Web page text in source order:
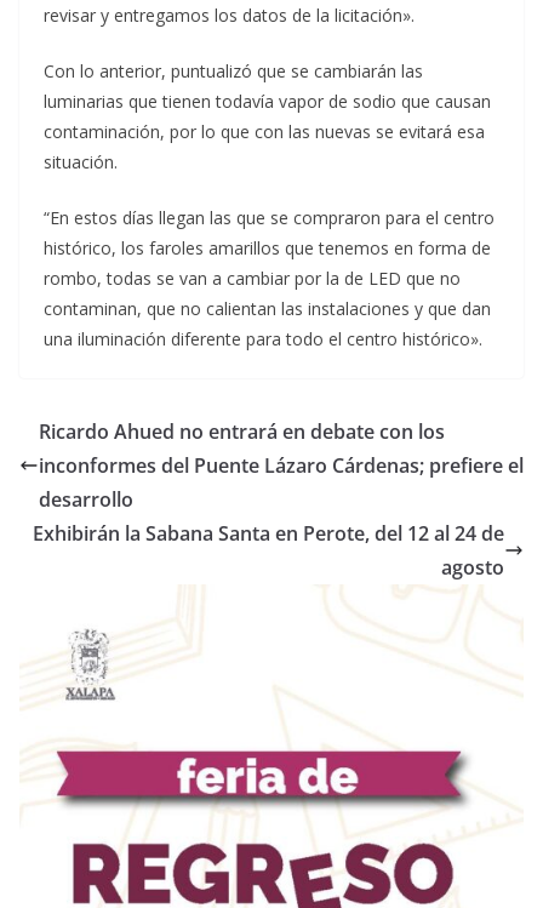
revisar y entregamos los datos de la licitación».
Con lo anterior, puntualizó que se cambiarán las
luminarias que tienen todavía vapor de sodio que causan
contaminación, por lo que con las nuevas se evitará esa
situación.
“En estos días llegan las que se compraron para el centro
histórico, los faroles amarillos que tenemos en forma de
rombo, todas se van a cambiar por la de LED que no
contaminan, que no calientan las instalaciones y que dan
una iluminación diferente para todo el centro histórico».
Ricardo Ahued no entrará en debate con los
inconformes del Puente Lázaro Cárdenas; prefiere el
desarrollo
Exhibirán la Sabana Santa en Perote, del 12 al 24 de
agosto